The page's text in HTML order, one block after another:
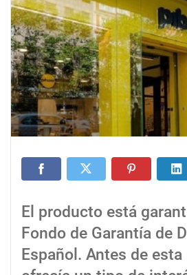
El producto está
Fondo de Garantía de
Español. Antes de